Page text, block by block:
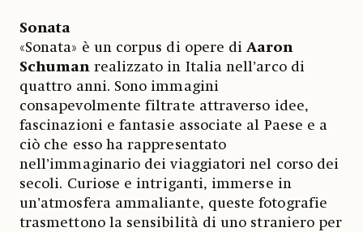
Sonata
«Sonata» è un corpus di opere diAaron
Schumanrealizzato in Italia nell’arco di
quattro anni. Sono immagini
consapevolmente filtrate attraverso idee,
fascinazioni e fantasie associate al Paese e a
ciò che esso ha rappresentato
nell’immaginario dei viaggiatori nel corso dei
secoli. Curiose e intriganti, immerse in
un’atmosfera ammaliante, queste fotografie
trasmettono la sensibilità di uno straniero per